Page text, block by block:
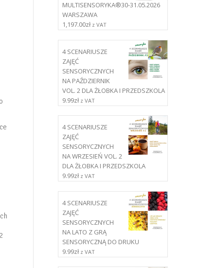
MULTISENSORYKA®30-31.05.2026
WARSZAWA
1,197.00zł z VAT
4 SCENARIUSZE
ZAJĘĆ
SENSORYCZNYCH
NA PAŹDZIERNIK
VOL. 2 DLA ŻŁOBKA I PRZEDSZKOLA
9.99zł z VAT
4 SCENARIUSZE
ZAJĘĆ
SENSORYCZNYCH
NA WRZESIEŃ VOL. 2
DLA ŻŁOBKA I PRZEDSZKOLA
9.99zł z VAT
4 SCENARIUSZE
ZAJĘĆ
SENSORYCZNYCH
NA LATO Z GRĄ
SENSORYCZNĄ DO DRUKU
9.99zł z VAT